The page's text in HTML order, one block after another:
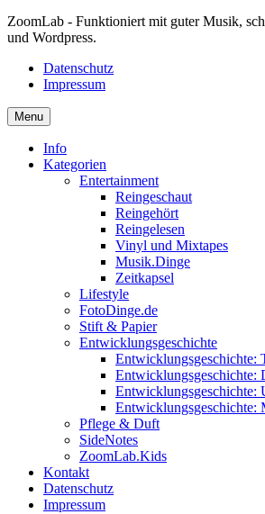
ZoomLab - Funktioniert mit guter Musik,
und Wordpress.
Datenschutz
Impressum
Menu
Info
Kategorien
Entertainment
Reingeschaut
Reingehört
Reingelesen
Vinyl und Mixtapes
Musik.Dinge
Zeitkapsel
Lifestyle
FotoDinge.de
Stift & Papier
Entwicklungsgeschichte
Entwicklungsgeschichte:
Entwicklungsgeschichte:
Entwicklungsgeschichte:
Entwicklungsgeschichte:
Pflege & Duft
SideNotes
ZoomLab.Kids
Kontakt
Datenschutz
Impressum